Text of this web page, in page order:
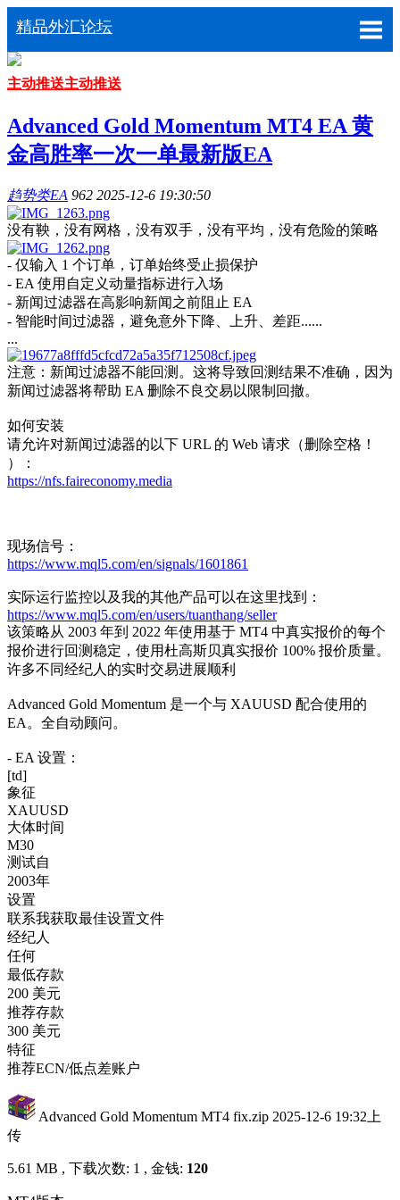
精品外汇论坛
主动推送主动推送
Advanced Gold Momentum MT4 EA 黄
金高胜率一次一单最新版EA
趋势类EA 962 2025-12-6 19:30:50
没有鞅，没有网格，没有双手，没有平均，没有危险的策略
- 仅输入 1 个订单，订单始终受止损保护
- EA 使用自定义动量指标进行入场
- 新闻过滤器在高影响新闻之前阻止 EA
- 智能时间过滤器，避免意外下降、上升、差距......
...
注意：新闻过滤器不能回测。这将导致回测结果不准确，因为
新闻过滤器将帮助 EA 删除不良交易以限制回撤。
如何安装
请允许对新闻过滤器的以下 URL 的 Web 请求（删除空格！
）：
https://nfs.faireconomy.media
现场信号：
https://www.mql5.com/en/signals/1601861
实际运行监控以及我的其他产品可以在这里找到：
https://www.mql5.com/en/users/tuanthang/seller
该策略从 2003 年到 2022 年使用基于 MT4 中真实报价的每个
报价进行回测稳定，使用杜高斯贝真实报价 100% 报价质量。
许多不同经纪人的实时交易进展顺利
Advanced Gold Momentum 是一个与 XAUUSD 配合使用的
EA。全自动顾问。
- EA 设置：
[td]
象征
XAUUSD
大体时间
M30
测试自
2003年
设置
联系我获取最佳设置文件
经纪人
任何
最低存款
200 美元
推荐存款
300 美元
特征
推荐ECN/低点差账户
Advanced Gold Momentum MT4 fix.zip 2025-12-6 19:32上
传
5.61 MB , 下载次数: 1 , 金钱: 120